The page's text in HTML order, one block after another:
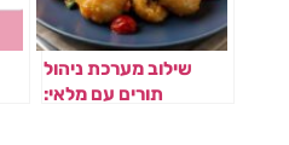
שילוב מערכת ניהול
תורים עם מלאי: